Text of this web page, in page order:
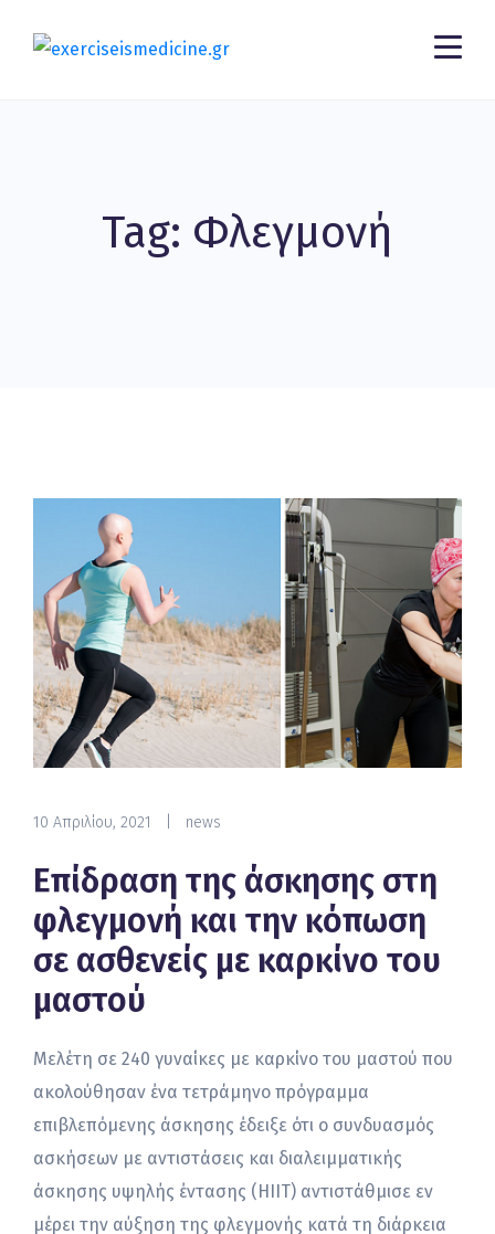
Tag: Φλεγμονή
10 Απριλίου, 2021 news
Επίδραση της άσκησης στη
φλεγμονή και την κόπωση
σε ασθενείς με καρκίνο του
μαστού
Μελέτη σε 240 γυναίκες με καρκίνο του μαστού που
ακολούθησαν ένα τετράμηνο πρόγραμμα
επιβλεπόμενης άσκησης έδειξε ότι ο συνδυασμός
ασκήσεων με αντιστάσεις και διαλειμματικής
άσκησης υψηλής έντασης (ΗΙΙΤ) αντιστάθμισε εν
μέρει την αύξηση της φλεγμονής κατά τη διάρκεια